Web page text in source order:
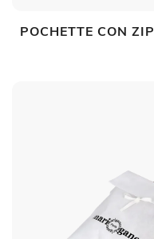
POCHETTE CON ZIP